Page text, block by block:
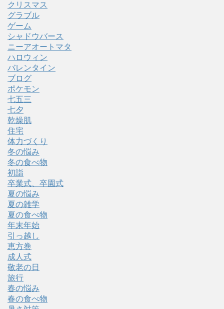
クリスマス
グラブル
ゲーム
シャドウバース
ニーアオートマタ
ハロウィン
バレンタイン
ブログ
ポケモン
七五三
七夕
乾燥肌
住宅
体力づくり
冬の悩み
冬の食べ物
初詣
卒業式、卒園式
夏の悩み
夏の雑学
夏の食べ物
年末年始
引っ越し
恵方巻
成人式
敬老の日
旅行
春の悩み
春の食べ物